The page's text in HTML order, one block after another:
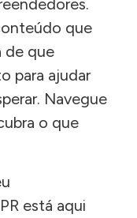
que
de que
para ajudar
Navegue
o que
está aqui